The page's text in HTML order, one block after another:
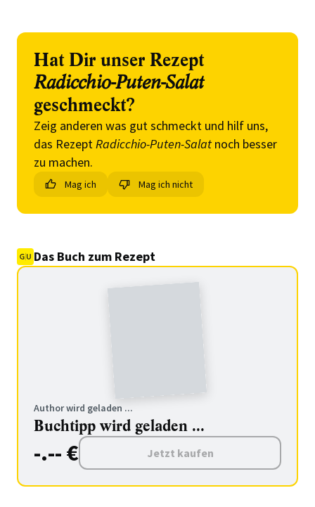
Hat Dir unser Rezept
Radicchio-Puten-Salat
geschmeckt?
Zeig anderen was gut schmeckt und hilf uns,
das RezeptRadicchio-Puten-Salat noch besser
zu machen.
Mag ich Mag ich nicht
Das Buch zum Rezept
Author wird geladen ...
Buchtipp wird geladen ...
-.-- € Jetzt kaufen